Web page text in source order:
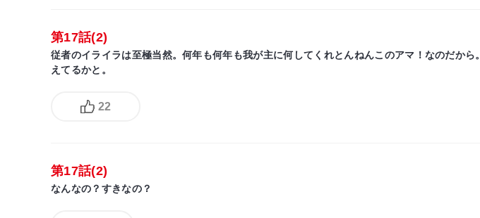
第17話(2)
従者のイライラは至極当然。何年も何年も我が主に何してくれとんねんこのアマ！なのだから
えてるかと。
22
第17話(2)
なんなの？すきなの？